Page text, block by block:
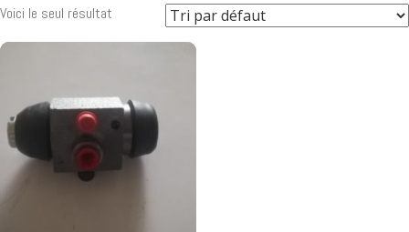
Voici le seul résultat